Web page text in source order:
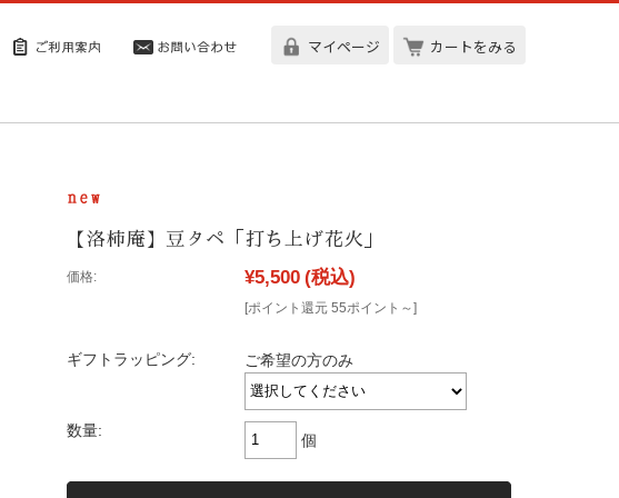
マイページ カートをみる
【洛柿庵】豆タペ「打ち上げ花火」
価格: ¥5,500 (税込)
[ポイント還元 55ポイント～]
ギフトラッピング: ご希望の方のみ
数量:
個